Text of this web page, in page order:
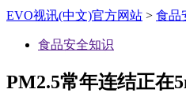
EVO视讯(中文)官方网站 > 食品
食品安全知识
PM2.5常年连结正在